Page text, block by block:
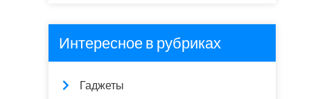
Интересное в рубриках
Гаджеты